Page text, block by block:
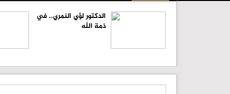
الدكتور لؤي النمري.. في
ذمة الله